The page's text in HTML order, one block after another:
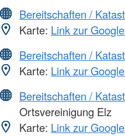
Bereitschaften /
Karte: Link zur
Bereitschaften /
Karte: Link zur
Bereitschaften /
Ortsvereinigung Elz
Karte: Link zur